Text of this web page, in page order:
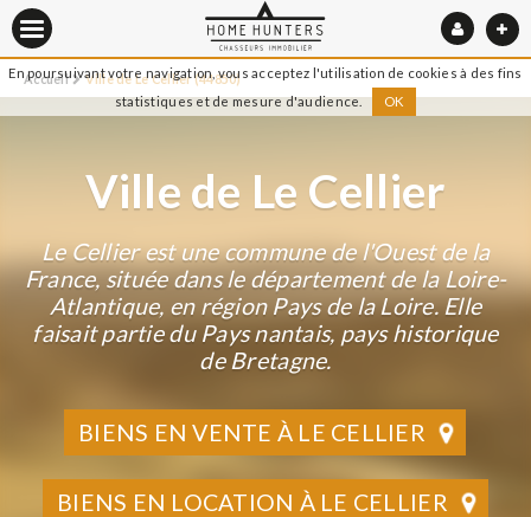
En poursuivant votre navigation, vous acceptez l'utilisation de cookies à des fins
statistiques et de mesure d'audience.
OK
Accueil Ville de Le Cellier (44850)
Ville de Le Cellier
Le Cellier est une commune de l'Ouest de la
France, située dans le département de la Loire-
Atlantique, en région Pays de la Loire. Elle
faisait partie du Pays nantais, pays historique
de Bretagne.
BIENS EN VENTE À LE CELLIER
BIENS EN LOCATION À LE CELLIER